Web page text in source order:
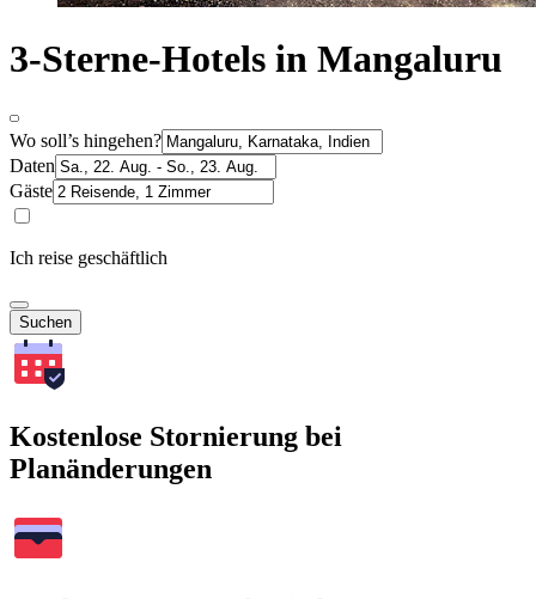
3-Sterne-Hotels in Mangaluru
Wo soll’s hingehen?
Daten
Gäste
Ich reise geschäftlich
Suchen
Kostenlose Stornierung bei
Planänderungen